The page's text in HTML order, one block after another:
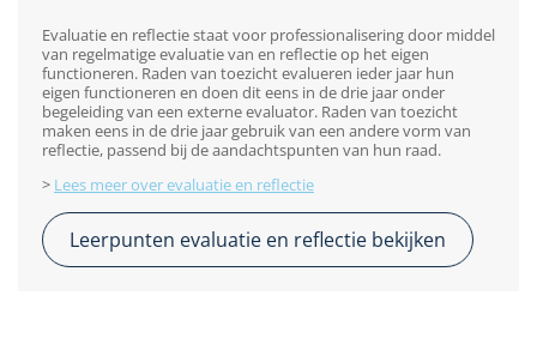
Evaluatie en reflectie staat voor professionalisering door middel
van regelmatige evaluatie van en reflectie op het eigen
functioneren. Raden van toezicht evalueren ieder jaar hun
eigen functioneren en doen dit eens in de drie jaar onder
begeleiding van een externe evaluator. Raden van toezicht
maken eens in de drie jaar gebruik van een andere vorm van
reflectie, passend bij de aandachtspunten van hun raad.
> Lees meer over evaluatie en reflectie
Leerpunten evaluatie en reflectie bekijken